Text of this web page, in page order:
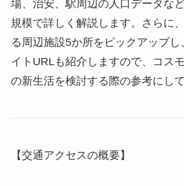
場、治安、駅周辺の人口データな
規模で詳しく解説します。さらに
る周辺施設5か所をピックアップ
イトURLも紹介しますので、コス
の新生活を検討する際の参考にして
【交通アクセスの概要】